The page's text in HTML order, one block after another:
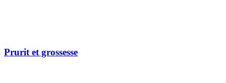
Prurit et grossesse